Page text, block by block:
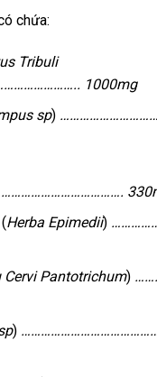
chứa:
Tribuli
1000mg
sp)
Herba Epimedii)
Cervi Pantotrichum)
)